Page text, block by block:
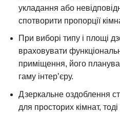
укладання або
спотворити пропорції
При виборі типу і площі
враховувати
приміщення, його
гаму інтер’єру.
Дзеркальне оздоблення
для просторих кімнат,